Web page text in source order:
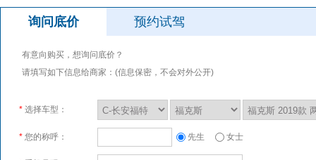
询问底价 预约试驾
有意向购买，想询问底价？
请填写如下信息给商家：(信息保密，不会对外公开)
* 选择车型：
* 您的称呼： 先生 女士